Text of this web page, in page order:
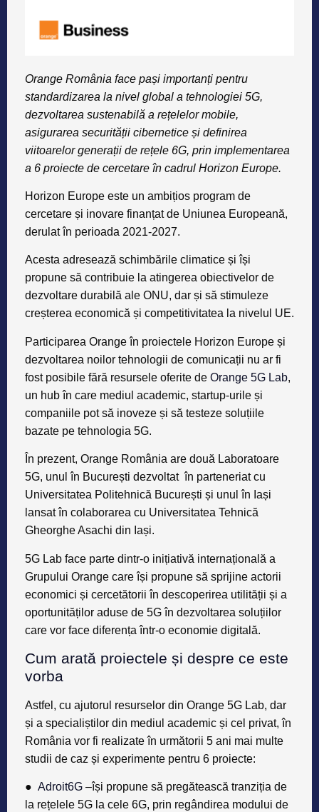
Orange România face pași importanți pentru
standardizarea la nivel global a tehnologiei 5G,
dezvoltarea sustenabilă a rețelelor mobile,
asigurarea securității cibernetice și definirea
viitoarelor generații de rețele 6G, prin implementarea
a 6 proiecte de cercetare în cadrul Horizon Europe.
Horizon Europe este un ambițios program de
cercetare și inovare finanțat de Uniunea Europeană,
derulat în perioada 2021-2027.
Acesta adresează schimbările climatice și își
propune să contribuie la atingerea obiectivelor de
dezvoltare durabilă ale ONU, dar și să stimuleze
creșterea economică și competitivitatea la nivelul UE.
Participarea Orange în proiectele Horizon Europe și
dezvoltarea noilor tehnologii de comunicații nu ar fi
fost posibile fără resursele oferite de Orange 5G Lab,
un hub în care mediul academic, startup-urile și
companiile pot să inoveze și să testeze soluțiile
bazate pe tehnologia 5G.
În prezent, Orange România are două Laboratoare
5G, unul în București dezvoltat în parteneriat cu
Universitatea Politehnică București și unul în Iași
lansat în colaborarea cu Universitatea Tehnică
Gheorghe Asachi din Iași.
5G Lab face parte dintr-o inițiativă internațională a
Grupului Orange care își propune să sprijine actorii
economici și cercetătorii în descoperirea utilității și a
oportunităților aduse de 5G în dezvoltarea soluțiilor
care vor face diferența într-o economie digitală.
Cum arată proiectele și despre ce este
vorba
Astfel, cu ajutorul resurselor din Orange 5G Lab, dar
și a specialiștilor din mediul academic și cel privat, în
România vor fi realizate în următorii 5 ani mai multe
studii de caz și experimente pentru 6 proiecte:
● Adroit6G –își propune să pregătească tranziția de
la rețelele 5G la cele 6G, prin regândirea modului de